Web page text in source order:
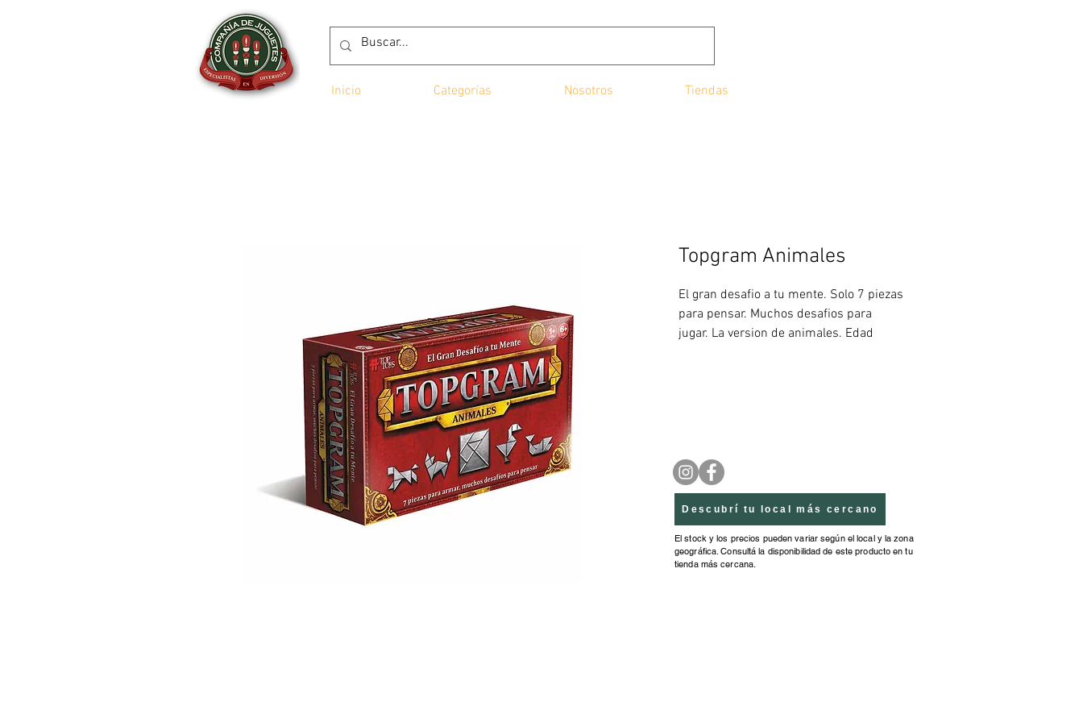
Inicio Categorías Nosotros Tiendas
Topgram Animales
El gran desafio a tu mente. Solo 7 piezas
para pensar. Muchos desafios para
jugar. La version de animales. Edad
Descubrí tu local más cercano
El stock y los precios pueden variar según el local y la zona
geográfica. Consultá la disponibilidad de este producto en tu
tienda más cercana.